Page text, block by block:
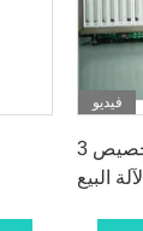
فيديو
قفل محرك قابل للتخصيص 3v 5v 24v أقفال مغناطيسية
لآلة البيع